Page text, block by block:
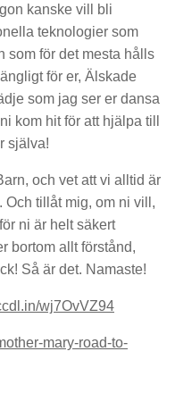
kanske vill bli
teknologier som
som för det mesta hålls
för er, Älskade
som jag ser er dansa
kom hit för att hjälpa till
själva!
och vet att vi alltid är
tillåt mig, om ni vill,
ni är helt säkert
bortom allt förstånd,
Så är det. Namaste!
wj7OvVZ94
mary-road-to-